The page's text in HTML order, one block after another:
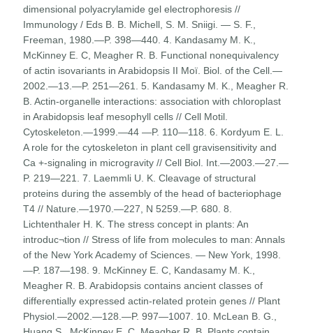
dimensional polyacrylamide gel electrophoresis //
Immunology / Eds B. B. Michell, S. M. Sniigi. — S. F.,
Freeman, 1980.—P. 398—440. 4. Kandasamy M. K.,
McKinney E. C, Meagher R. B. Functional nonequivalency
of actin isovariants in Arabidopsis II Мої. Biol. of the Cell.—
2002.—13.—P. 251—261. 5. Kandasamy M. K., Meagher R.
B. Actin-organelle interactions: association with chloroplast
in Arabidopsis leaf mesophyll cells // Cell Motil.
Cytoskeleton.—1999.—44 —P. 110—118. 6. Kordyum E. L.
A role for the cytoskeleton in plant cell gravisensitivity and
Ca +-signaling in microgravity // Cell Biol. Int.—2003.—27.—
P. 219—221. 7. Laemmli U. K. Cleavage of structural
proteins during the assembly of the head of bacteriophage
T4 // Nature.—1970.—227, N 5259.—P. 680. 8.
Lichtenthaler H. K. The stress concept in plants: An
introduc¬tion // Stress of life from molecules to man: Annals
of the New York Academy of Sciences. — New York, 1998.
—P. 187—198. 9. McKinney E. C, Kandasamy M. K.,
Meagher R. B. Arabidopsis contains ancient classes of
differentially expressed actin-related protein genes // Plant
Physiol.—2002.—128.—P. 997—1007. 10. McLean B. G.,